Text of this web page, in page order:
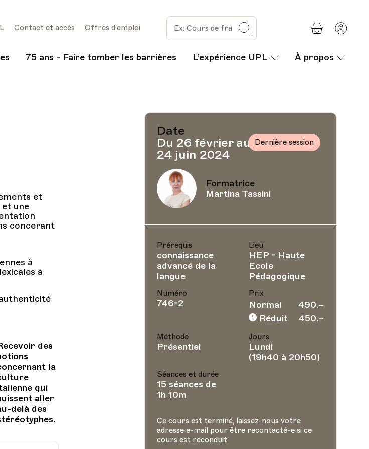
et
une
concerant
à
à
des
la
qui
aller
delà des
Date
Du 26 février au
24 juin 2024
Dernière session
Formatrice
Martina Tassini
Prérequis
connaissance
advancé de la
langue
Lieu
HEP - Haute
Ecole
Pédagogique
Numéro
746-2
Prix
Normal
490.–
Réduit
450.–
Méthode
Présentiel
Jours
Lundi
(19h40 à 20h50)
Séances et durée
15 séances de
1h 10m
Ce cours est terminé, laissez-nous votre
adresse e-mail pour être recontacté-e si ce
cours est reconduit
Panier
75 ans - Faire tomber les barrières L’expérience UPL À propos
Contact et accès Offres d'emploi